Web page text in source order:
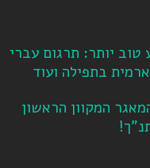
יותר: תרגום עברי
בתפילה ועוד
המקוון הראשון